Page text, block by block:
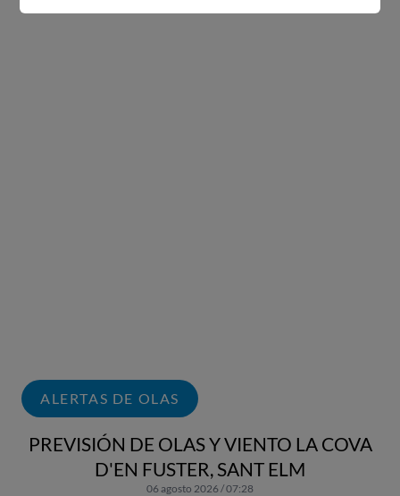
ALERTAS DE OLAS
PREVISIÓN DE OLAS Y VIENTO LA COVA
D'EN FUSTER, SANT ELM
06 agosto 2026 / 07:28